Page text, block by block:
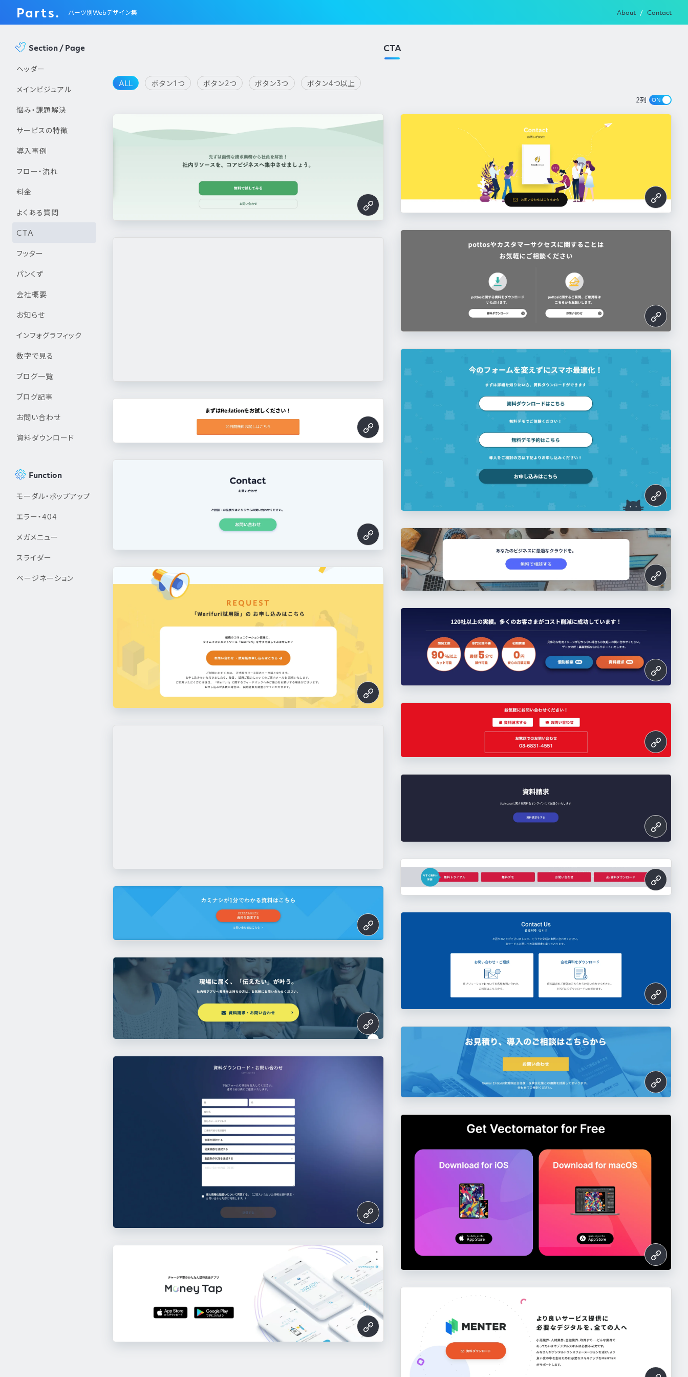
Parts. パーツ別Webデザイン集 About Contact
Section / Page
ヘッダー
メインビジュアル
悩み・課題解決
サービスの特徴
導入事例
フロー・流れ
料金
よくある質問
CTA
フッター
パンくず
会社概要
お知らせ
インフォグラフィック
数字で見る
ブログ一覧
ブログ記事
お問い合わせ
資料ダウンロード
Function
モーダル・ポップアップ
エラー・404
メガメニュー
スライダー
ページネーション
CTA
ALL ボタン1つ ボタン2つ ボタン3つ ボタン4つ以上
2列
このサイトのパーツ一覧へ
Robotic Crowd https://www.roboticcrowd.com/
このサイトのパーツ一覧へ
pottos
このサイトのパーツ一覧へ
EFOcats https://fcafe.com/efocats/
このサイトのパーツ一覧へ
Re:lation https://ingage.jp/relation/
Warifuri https://www.nikkei-r.co.jp/landing/warifuri/
このサイトのパーツ一覧へ
https://trocco.io/lp/index.html
このサイトのパーツ一覧へ
https://lp.andpad.jp/
RICOH Chatbot Service https://promo.digital.ricoh.com/chatbot/
このサイトのパーツ一覧へ
https://kaminashi.jp/koutei
ブランディングテクノロジー株式会社 https://www.branding-t.co.jp/
このサイトのパーツ一覧へ
https://shanaiho-app.jp/
このサイトのパーツ一覧へ
https://sumai-entry.jp/
VIDEO BRAIN https://video-b.com/
このサイトのパーツ一覧へ
Vectornator https://www.vectornator.io/
このサイトのパーツ一覧へ
Money Tap https://moneytap.jp/
このサイトのパーツ一覧へ
このサイトのパーツ一覧へ